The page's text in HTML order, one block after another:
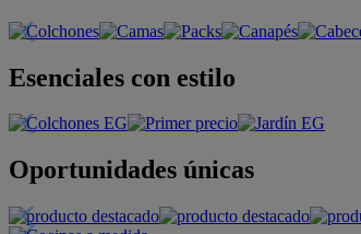
Esenciales con estilo
Oportunidades únicas